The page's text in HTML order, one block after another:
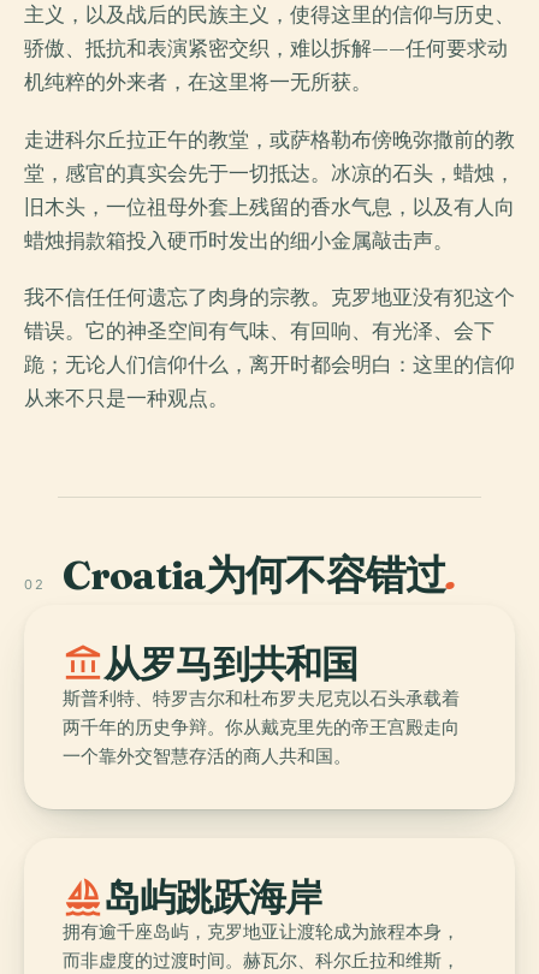
主义，以及战后的民族主义，使得这里的信仰与历史、
骄傲、抵抗和表演紧密交织，难以拆解——任何要求动
机纯粹的外来者，在这里将一无所获。
走进科尔丘拉正午的教堂，或萨格勒布傍晚弥撒前的教
堂，感官的真实会先于一切抵达。冰凉的石头，蜡烛，
旧木头，一位祖母外套上残留的香水气息，以及有人向
蜡烛捐款箱投入硬币时发出的细小金属敲击声。
我不信任任何遗忘了肉身的宗教。克罗地亚没有犯这个
错误。它的神圣空间有气味、有回响、有光泽、会下
跪；无论人们信仰什么，离开时都会明白：这里的信仰
从来不只是一种观点。
02 Croatia为何不容错过.
account_balance从罗马到共和国
斯普利特、特罗吉尔和杜布罗夫尼克以石头承载着
两千年的历史争辩。你从戴克里先的帝王宫殿走向
一个靠外交智慧存活的商人共和国。
sailing岛屿跳跃海岸
拥有逾千座岛屿，克罗地亚让渡轮成为旅程本身，
而非虚度的过渡时间。赫瓦尔、科尔丘拉和维斯，